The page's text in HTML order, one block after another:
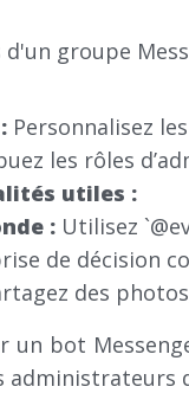
Personnalisez
les rôles
utiles :
: Utilisez
de décision
des
un bot